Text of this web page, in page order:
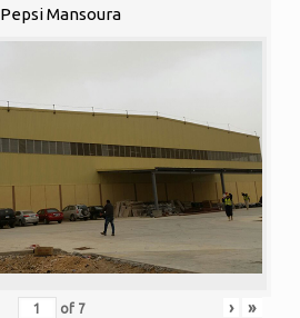
Pepsi Mansoura
of 7 › »